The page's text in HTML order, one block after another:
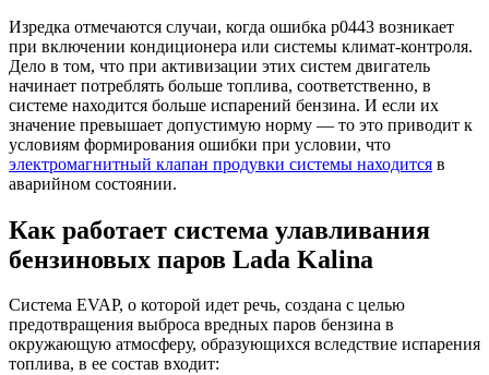
Изредка отмечаются случаи, когда ошибка р0443 возникает
при включении кондиционера или системы климат-контроля.
Дело в том, что при активизации этих систем двигатель
начинает потреблять больше топлива, соответственно, в
системе находится больше испарений бензина. И если их
значение превышает допустимую норму — то это приводит к
условиям формирования ошибки при условии, что
электромагнитный клапан продувки системы находится в
аварийном состоянии.
Как работает система улавливания
бензиновых паров Lada Kalina
Система EVAP, о которой идет речь, создана с целью
предотвращения выброса вредных паров бензина в
окружающую атмосферу, образующихся вследствие испарения
топлива, в ее состав входит: